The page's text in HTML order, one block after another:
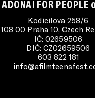
ADONAI FOR PEOPLE
Kodicilova 258/6
108 00 Praha 10, Czech
IČ: 02659506
DIČ: CZ02659506
603 822 181